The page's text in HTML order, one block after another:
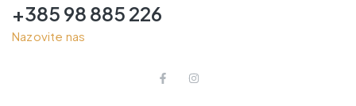
+385 98 885 226
Nazovite nas